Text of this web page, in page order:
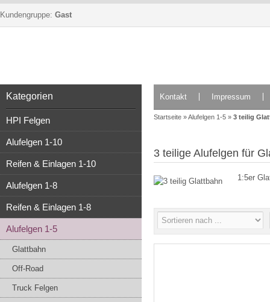
Kundengruppe: Gast
Kategorien
HPI Felgen
Alufelgen 1-10
Reifen & Einlagen 1-10
Alufelgen 1-8
Reifen & Einlagen 1-8
Alufelgen 1-5
Glattbahn
Off-Road
Truck Felgen
Kontakt Impressum
Startseite »Alufelgen 1-5 » 3 teilig
3 teilige Alufelgen für
1:5er